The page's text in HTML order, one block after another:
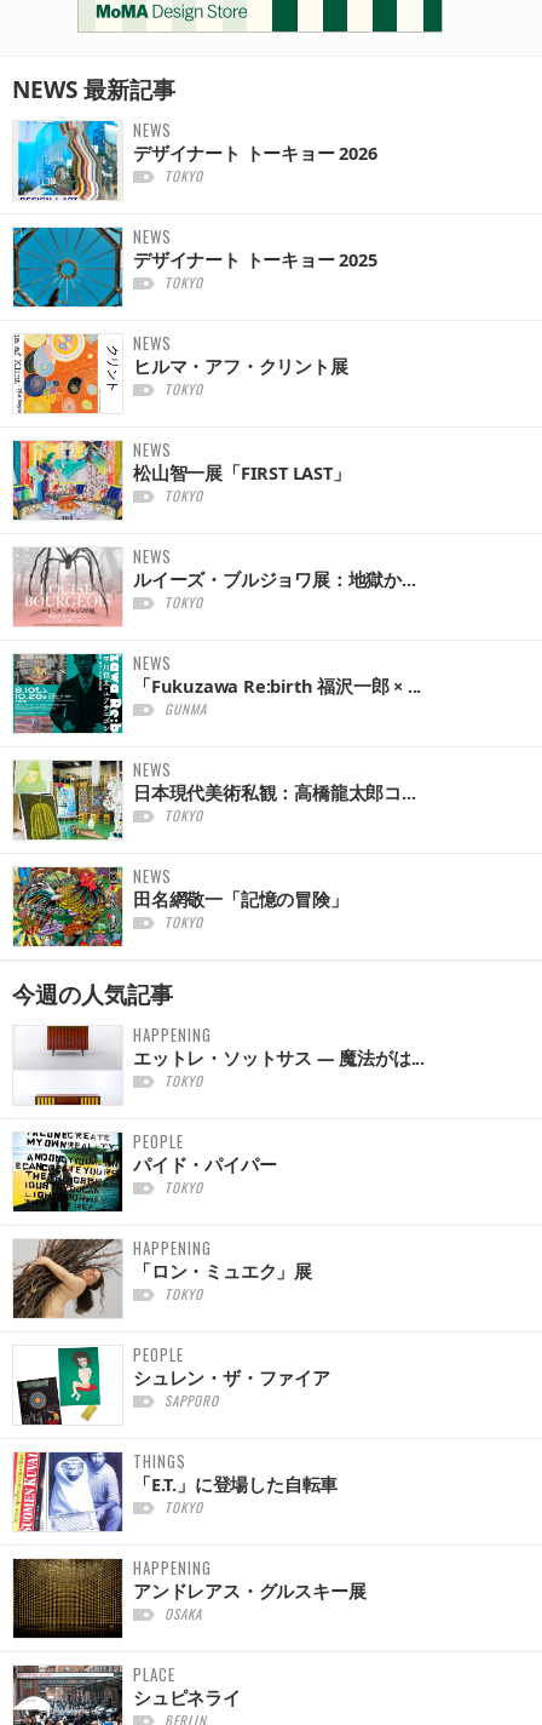
NEWS最新記事
NEWS
デザイナート トーキョー 2026
TOKYO
NEWS
デザイナート トーキョー 2025
TOKYO
NEWS
ヒルマ・アフ・クリント展
TOKYO
NEWS
松山智一展「FIRST LAST」
TOKYO
NEWS
ルイーズ・ブルジョワ展：地獄か...
TOKYO
NEWS
「Fukuzawa Re:birth 福沢一郎 × ...
GUNMA
NEWS
日本現代美術私観：高橋龍太郎コ...
TOKYO
NEWS
田名網敬一「記憶の冒険」
TOKYO
今週の人気記事
HAPPENING
エットレ・ソットサス — 魔法がは...
TOKYO
PEOPLE
パイド・パイパー
TOKYO
HAPPENING
「ロン・ミュエク」展
TOKYO
PEOPLE
シュレン・ザ・ファイア
SAPPORO
THINGS
「E.T.」に登場した自転車
TOKYO
HAPPENING
アンドレアス・グルスキー展
OSAKA
PLACE
シュピネライ
BERLIN